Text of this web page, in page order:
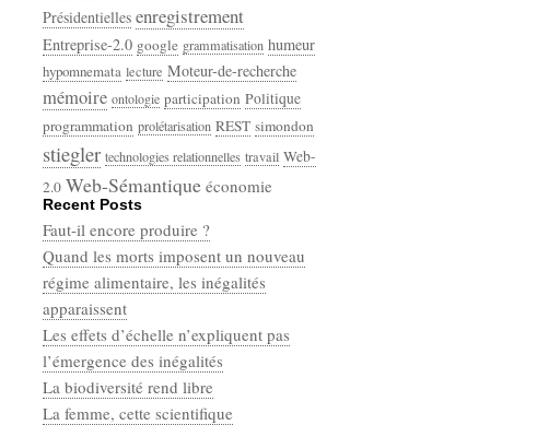
Recent Posts
Faut-il encore produire ?
Quand les morts imposent un nouveau
régime alimentaire, les inégalités
apparaissent
Les effets d’échelle n’expliquent pas
l’émergence des inégalités
La biodiversité rend libre
La femme, cette scientifique
Présidentielles enregistrement
Entreprise-2.0 google grammatisation humeur
hypomnemata lecture Moteur-de-recherche
mémoire ontologie participation Politique
programmation prolétarisation REST simondon
stiegler technologies relationnelles travail Web-
2.0 Web-Sémantique économie
écriture
Categories
Défaut